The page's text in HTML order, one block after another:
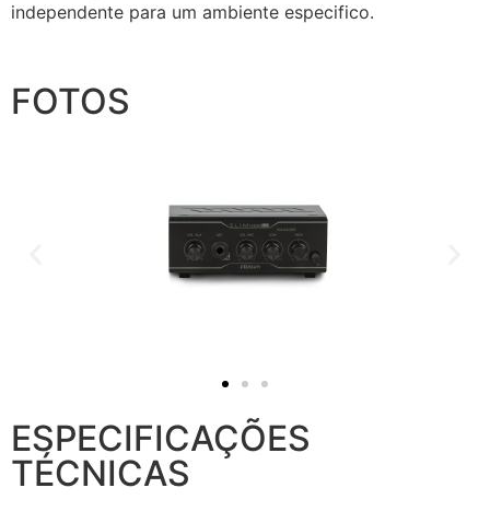
independente para um ambiente especifico.
FOTOS
ESPECIFICAÇÕES
TÉCNICAS